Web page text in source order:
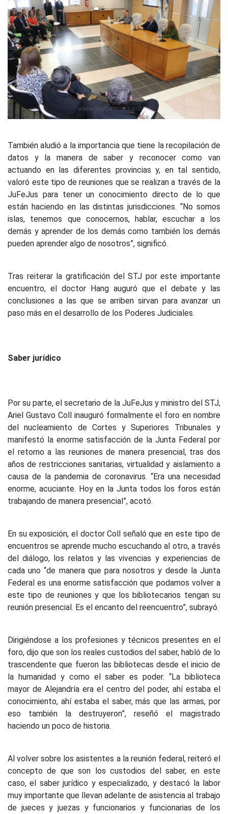
También aludió a la importancia que tiene la recopilación de
datos y la manera de saber y reconocer como van
actuando en las diferentes provincias y, en tal sentido,
valoró este tipo de reuniones que se realizan a través de la
JuFeJus para tener un conocimiento directo de lo que
están haciendo en las distintas jurisdicciones. “No somos
islas, tenemos que conocernos, hablar, escuchar a los
demás y aprender de los demás como también los demás
pueden aprender algo de nosotros”, significó.
Tras reiterar la gratificación del STJ por este importante
encuentro, el doctor Hang auguró que el debate y las
conclusiones a las que se arriben sirvan para avanzar un
paso más en el desarrollo de los Poderes Judiciales.
Saber jurídico
Por su parte, el secretario de la JuFeJus y ministro del STJ,
Ariel Gustavo Coll inauguró formalmente el foro en nombre
del nucleamiento de Cortes y Superiores Tribunales y
manifestó la enorme satisfacción de la Junta Federal por
el retorno a las reuniones de manera presencial, tras dos
años de restricciones sanitarias, virtualidad y aislamiento a
causa de la pandemia de coronavirus. “Era una necesidad
enorme, acuciante. Hoy en la Junta todos los foros están
trabajando de manera presencial”, acotó.
En su exposición, el doctor Coll señaló que en este tipo de
encuentros se aprende mucho escuchando al otro, a través
del diálogo, los relatos y las vivencias y experiencias de
cada uno “de manera que para nosotros y desde la Junta
Federal es una enorme satisfacción que podamos volver a
este tipo de reuniones y que los bibliotecarios tengan su
reunión presencial. Es el encanto del reencuentro”, subrayó.
Dirigiéndose a los profesiones y técnicos presentes en el
foro, dijo que son los reales custodios del saber, habló de lo
trascendente que fueron las bibliotecas desde el inicio de
la humanidad y como el saber es poder. “La biblioteca
mayor de Alejandría era el centro del poder, ahí estaba el
conocimiento, ahí estaba el saber, más que las armas, por
eso también la destruyeron”, reseñó el magistrado
haciendo un poco de historia.
Al volver sobre los asistentes a la reunión federal, reiteró el
concepto de que son los custodios del saber, en este
caso, el saber jurídico y especializado, y destacó la labor
muy importante que llevan adelante de asistencia al trabajo
de jueces y juezas y funcionarios y funcionarias de los